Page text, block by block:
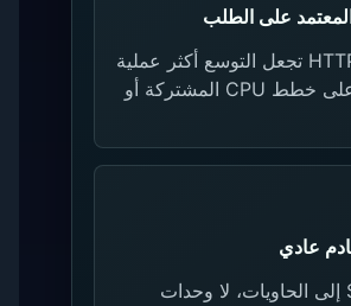
المعتمد على الطلب
مقاييس حركة HTTP تجعل التوسع أكثر عملية
لخدمات الويب على خطط CPU المشتركة أو
عادي
لا SSH أو SFTP إلى الحاويات، لا وحدات